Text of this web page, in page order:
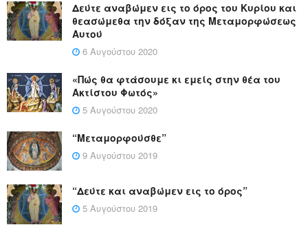
Δεύτε αναβώμεν εις το όρος του Κυρίου και
θεασώμεθα την δόξαν της Μεταμορφώσεως
Αυτού
6 Αυγούστου 2020
«Πώς θα φτάσουμε κι εμείς στην θέα του
Ακτίστου Φωτός»
5 Αυγούστου 2020
“Μεταμορφούσθε”
9 Αυγούστου 2019
“Δεύτε και αναβώμεν εις το όρος”
5 Αυγούστου 2019